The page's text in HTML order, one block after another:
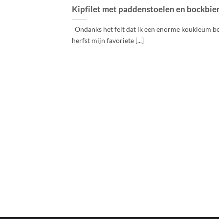
Kipfilet met paddenstoelen en
Ondanks het feit dat ik een enorme koukleum
herfst mijn favoriete [...]